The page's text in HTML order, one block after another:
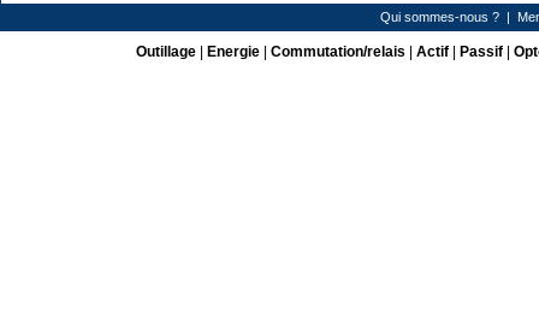
Qui sommes-nous ?|
Outillage| Energie| Commutation/relais Actif| Passif|